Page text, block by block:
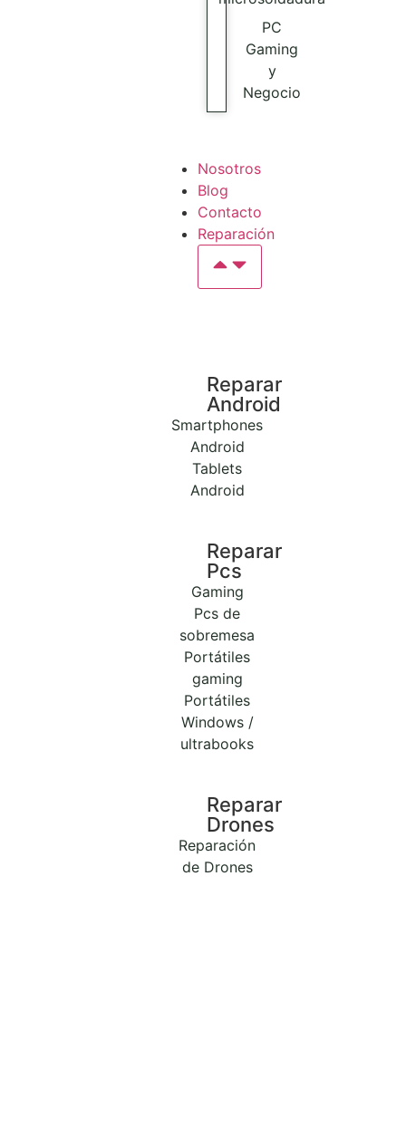
PC
Gaming
y
Negocio
Nosotros
Blog
Contacto
Reparación
Reparar
Android
Smartphones
Android
Tablets
Android
Reparar
Pcs
Gaming
Pcs de
sobremesa
Portátiles
gaming
Portátiles
Windows /
ultrabooks
Reparar
Drones
Reparación
de Drones